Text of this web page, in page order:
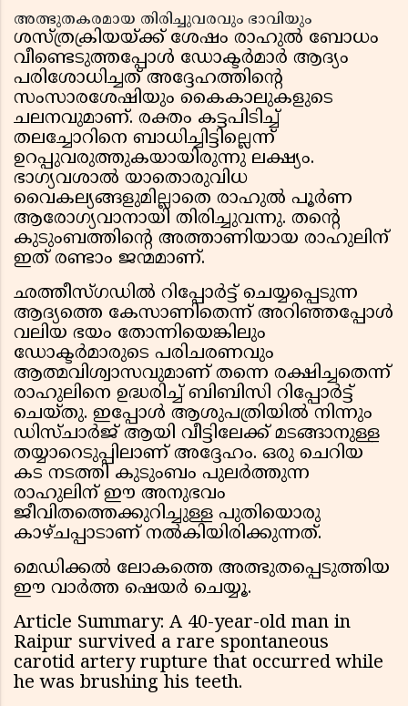
അത്ഭുതകരമായ തിരിച്ചുവരവും ഭാവിയും
ശസ്ത്രക്രിയയ്ക്ക് ശേഷം രാഹുൽ ബോധം
വീണ്ടെടുത്തപ്പോൾ ഡോക്ടർമാർ ആദ്യം
പരിശോധിച്ചത് അദ്ദേഹത്തിന്റെ
സംസാരശേഷിയും കൈകാലുകളുടെ
ചലനവുമാണ്. രക്തം കട്ടപിടിച്ച്
തലച്ചോറിനെ ബാധിച്ചിട്ടില്ലെന്ന്
ഉറപ്പുവരുത്തുകയായിരുന്നു ലക്ഷ്യം.
ഭാഗ്യവശാൽ യാതൊരുവിധ
വൈകല്യങ്ങളുമില്ലാതെ രാഹുൽ പൂർണ
ആരോഗ്യവാനായി തിരിച്ചുവന്നു. തന്റെ
കുടുംബത്തിന്റെ അത്താണിയായ രാഹുലിന്
ഇത് രണ്ടാം ജന്മമാണ്.
ഛത്തീസ്ഗഡിൽ റിപ്പോർട്ട് ചെയ്യപ്പെടുന്ന
ആദ്യത്തെ കേസാണിതെന്ന് അറിഞ്ഞപ്പോൾ
വലിയ ഭയം തോന്നിയെങ്കിലും
ഡോക്ടർമാരുടെ പരിചരണവും
ആത്മവിശ്വാസവുമാണ് തന്നെ രക്ഷിച്ചതെന്ന്
രാഹുലിനെ ഉദ്ധരിച്ച് ബിബിസി റിപ്പോർട്ട്‌
ചെയ്തു. ഇപ്പോൾ ആശുപത്രിയിൽ നിന്നും
ഡിസ്ചാർജ് ആയി വീട്ടിലേക്ക് മടങ്ങാനുള്ള
തയ്യാറെടുപ്പിലാണ് അദ്ദേഹം. ഒരു ചെറിയ
കട നടത്തി കുടുംബം പുലർത്തുന്ന
രാഹുലിന് ഈ അനുഭവം
ജീവിതത്തെക്കുറിച്ചുള്ള പുതിയൊരു
കാഴ്ചപ്പാടാണ് നൽകിയിരിക്കുന്നത്.
മെഡിക്കൽ ലോകത്തെ അത്ഭുതപ്പെടുത്തിയ
ഈ വാർത്ത ഷെയർ ചെയ്യൂ.
Article Summary: A 40-year-old man in
Raipur survived a rare spontaneous
carotid artery rupture that occurred while
he was brushing his teeth.